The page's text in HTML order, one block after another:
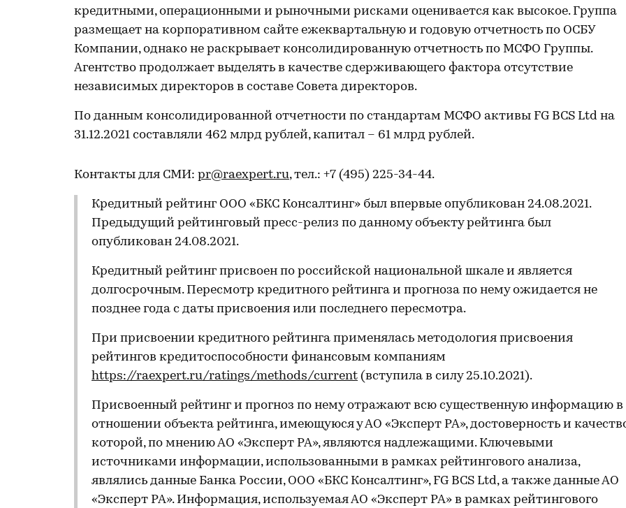
кредитными, операционными и рыночными рисками оценивается как высокое. Группа
размещает на корпоративном сайте ежеквартальную и годовую отчетность по ОСБУ
Компании, однако не раскрывает консолидированную отчетность по МСФО Группы.
Агентство продолжает выделять в качестве сдерживающего фактора отсутствие
независимых директоров в составе Совета директоров.
По данным консолидированной отчетности по стандартам МСФО активы FG BCS Ltd на
31.12.2021 составляли 462 млрд рублей, капитал – 61 млрд рублей.
Контакты для СМИ: pr@raexpert.ru, тел.: +7 (495) 225-34-44.
Кредитный рейтинг ООО «БКС Консалтинг» был впервые опубликован 24.08.2021.
Предыдущий рейтинговый пресс-релиз по данному объекту рейтинга был
опубликован 24.08.2021.
Кредитный рейтинг присвоен по российской национальной шкале и является
долгосрочным. Пересмотр кредитного рейтинга и прогноза по нему ожидается не
позднее года с даты присвоения или последнего пересмотра.
При присвоении кредитного рейтинга применялась методология присвоения
рейтингов кредитоспособности финансовым компаниям
https://raexpert.ru/ratings/methods/current (вступила в силу 25.10.2021).
Присвоенный рейтинг и прогноз по нему отражают всю существенную информацию в
отношении объекта рейтинга, имеющуюся у АО «Эксперт РА», достоверность и
которой, по мнению АО «Эксперт РА», являются надлежащими. Ключевыми
источниками информации, использованными в рамках рейтингового анализа,
являлись данные Банка России, ООО «БКС Консалтинг», FG BCS Ltd, а также данные АО
«Эксперт РА». Информация, используемая АО «Эксперт РА» в рамках рейтингового